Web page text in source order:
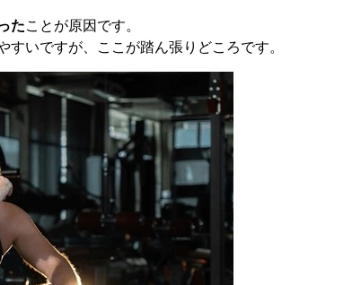
たことが原因です。
いですが、ここが踏ん張りどころです。